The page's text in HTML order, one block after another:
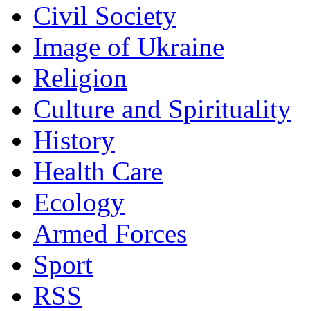
Civil Society
Image of Ukraine
Religion
Culture and Spirituality
History
Health Care
Ecology
Armed Forces
Sport
RSS